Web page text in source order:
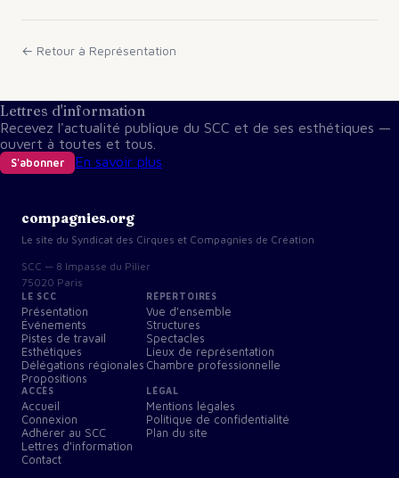
← Retour à Représentation
Lettres d'information
Recevez l'actualité publique du SCC et de ses esthétiques —
ouvert à toutes et tous.
S'abonner En savoir plus
compagnies.org
Le site du Syndicat des Cirques et Compagnies de Création
SCC — 8 Impasse du Pilier
75020 Paris
LE SCC
Présentation
Événements
Pistes de travail
Esthétiques
Délégations régionales
Propositions
RÉPERTOIRES
Vue d'ensemble
Structures
Spectacles
Lieux de représentation
Chambre professionnelle
ACCÈS
Accueil
Connexion
Adhérer au SCC
Lettres d'information
Contact
LÉGAL
Mentions légales
Politique de confidentialité
Plan du site